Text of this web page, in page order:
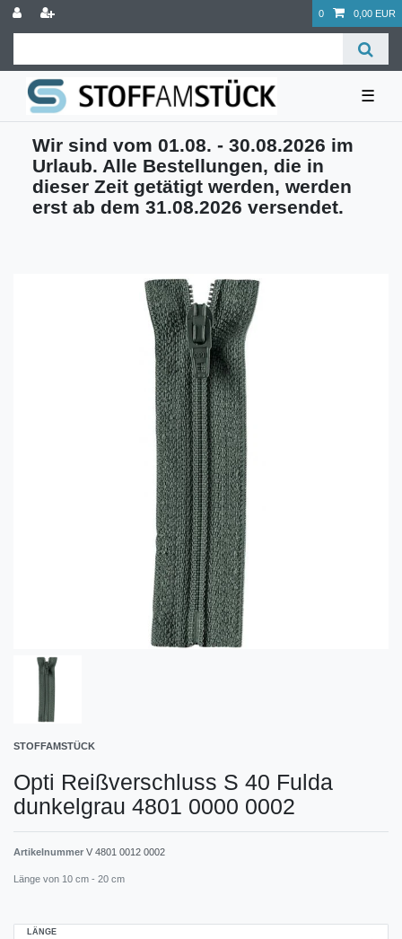
0 0,00 EUR
☰
Wir sind vom 01.08. - 30.08.2026 im
Urlaub. Alle Bestellungen, die in
dieser Zeit getätigt werden, werden
erst ab dem 31.08.2026 versendet.
STOFFAMSTÜCK
Opti Reißverschluss S 40 Fulda
dunkelgrau 4801 0000 0002
Artikelnummer V 4801 0012 0002
Länge von 10 cm - 20 cm
LÄNGE